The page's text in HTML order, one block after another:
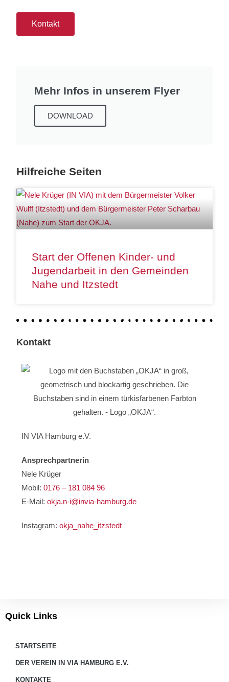
Kontakt
Mehr Infos in unserem Flyer
DOWNLOAD
Hilfreiche Seiten
Start der Offenen Kinder- und
Jugendarbeit in den Gemeinden
Nahe und Itzstedt
Kontakt
IN VIA Hamburg e.V.
Ansprechpartnerin
Nele Krüger
Mobil:0176 – 181 084 96
E-Mail:okja.n-i@invia-hamburg.de
Instagram:okja_nahe_itzstedt
Quick Links
STARTSEITE
DER VEREIN IN VIA HAMBURG E.V.
KONTAKTE